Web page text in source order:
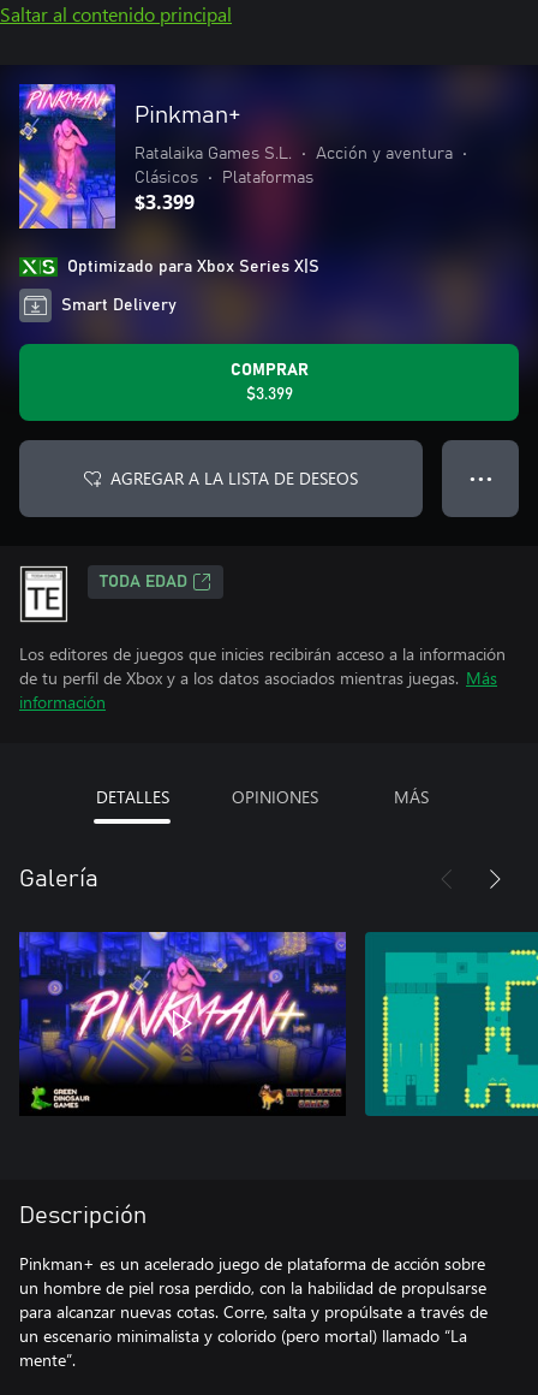
Saltar al contenido principal
Pinkman+
Ratalaika Games S.L. • Acción y aventura
•
Clásicos
• Plataformas
$3.399
Optimizado para Xbox Series X|S
Smart Delivery
COMPRAR
$3.399
AGREGAR A LA LISTA DE DESEOS ● ● ●
TODA EDAD
Los editores de juegos que inicies recibirán acceso a la información
de tu perfil de Xbox y a los datos asociados mientras juegas. Más
información
DETALLES OPINIONES MÁS
Galería
Descripción
Pinkman+ es un acelerado juego de plataforma de acción sobre
un hombre de piel rosa perdido, con la habilidad de propulsarse
para alcanzar nuevas cotas. Corre, salta y propúlsate a través de
un escenario minimalista y colorido (pero mortal) llamado “La
mente”.